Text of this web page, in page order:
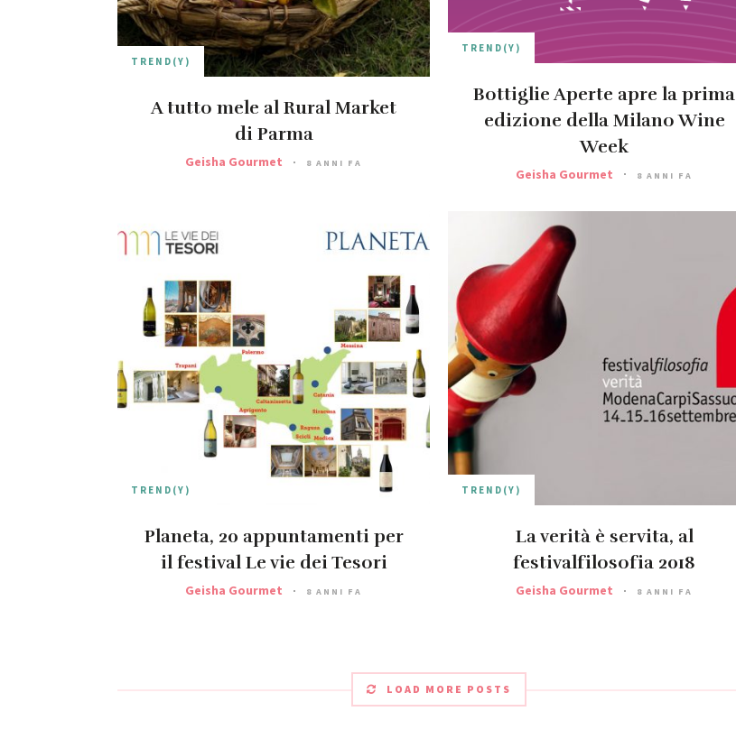
TREND(Y)
A tutto mele al Rural Market
di Parma
Geisha Gourmet 8 ANNI FA
TREND(Y)
Bottiglie Aperte apre la prima
edizione della Milano Wine
Week
Geisha Gourmet 8 ANNI FA
TREND(Y)
Planeta, 20 appuntamenti per
il festival Le vie dei Tesori
Geisha Gourmet 8 ANNI FA
TREND(Y)
La verità è servita, al
festivalfilosofia 2018
Geisha Gourmet 8 ANNI FA
LOAD MORE POSTS